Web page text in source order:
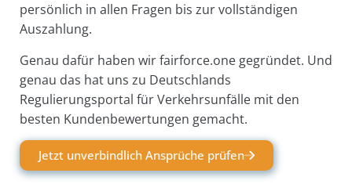
persönlich in allen Fragen bis zur vollständigen
Auszahlung.
Genau dafür haben wir fairforce.one gegründet. Und
genau das hat uns zu Deutschlands
Regulierungsportal für Verkehrsunfälle mit den
besten Kundenbewertungen gemacht.
Jetzt unverbindlich Ansprüche prüfen